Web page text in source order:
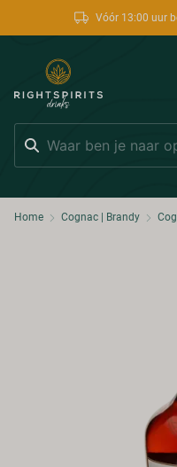
Vóór 13:00 uur
Home Cognac | Brandy